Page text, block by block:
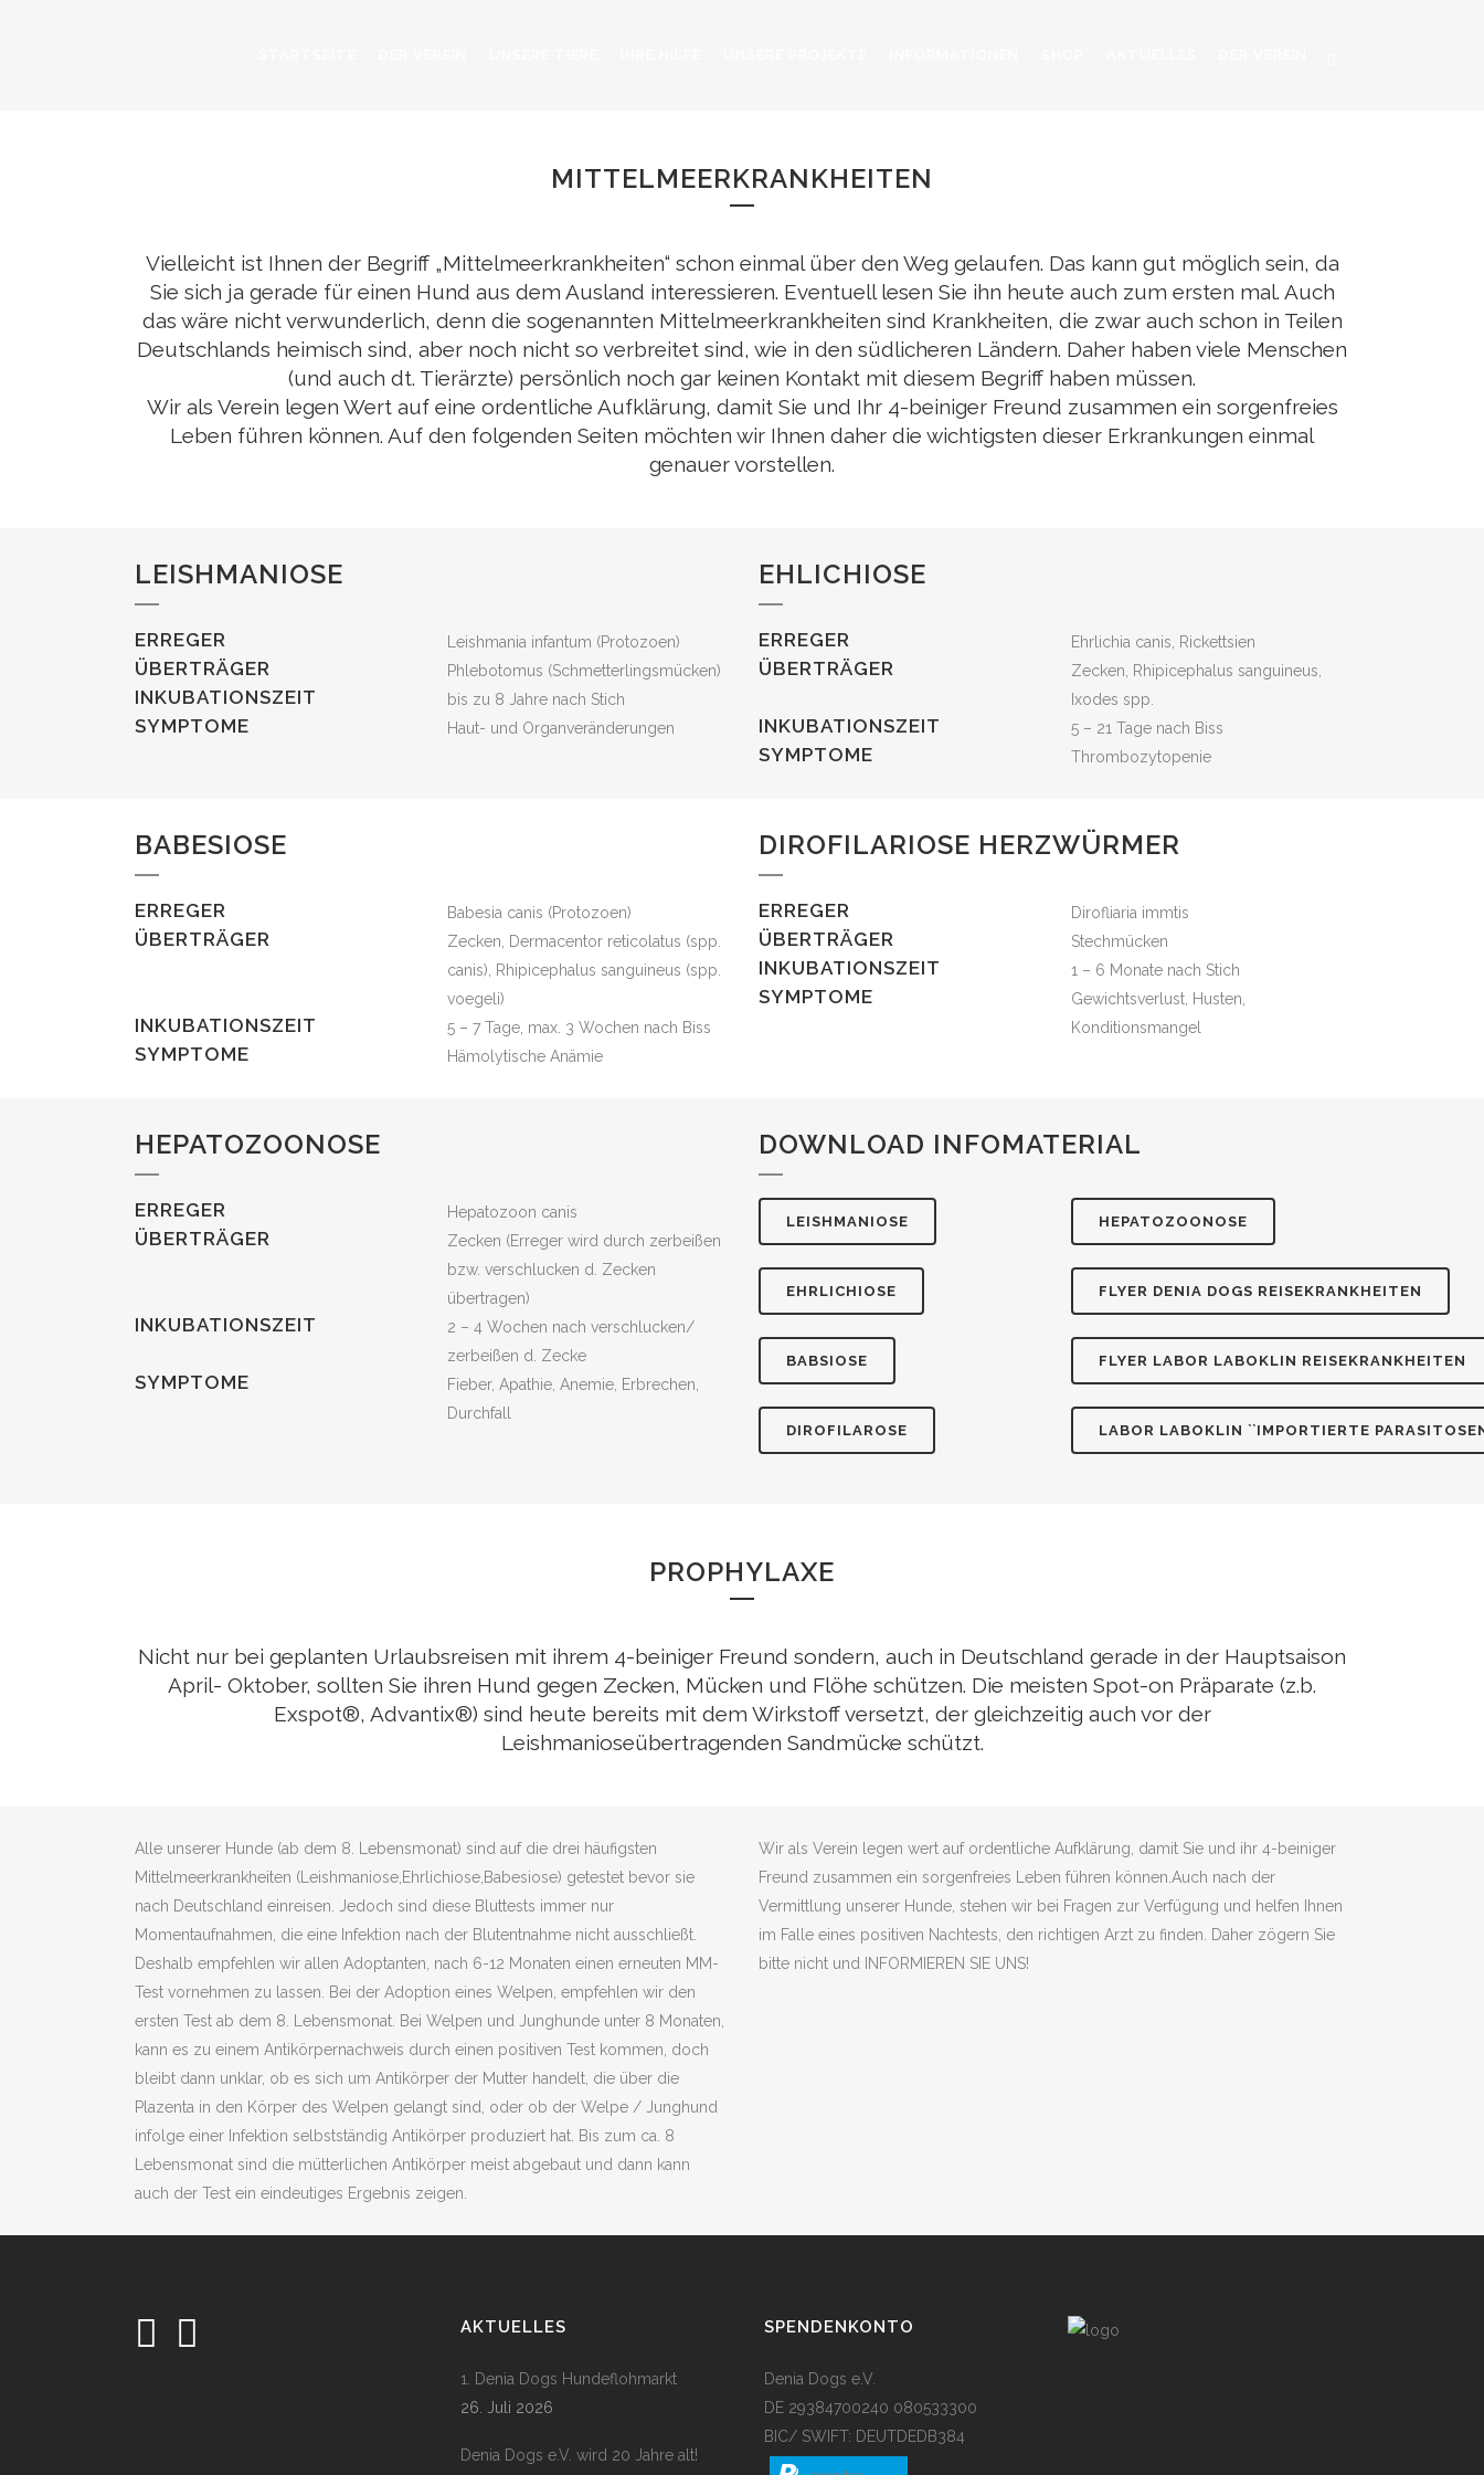
MITTELMEERKRANKHEITEN
Vielleicht ist Ihnen der Begriff „Mittelmeerkrankheiten“ schon einmal über den Weg gelaufen. Das kann gut möglich sein, da
Sie sich ja gerade für einen Hund aus dem Ausland interessieren. Eventuell lesen Sie ihn heute auch zum ersten mal. Auch
das wäre nicht verwunderlich, denn die sogenannten Mittelmeerkrankheiten sind Krankheiten, die zwar auch schon in Teilen
Deutschlands heimisch sind, aber noch nicht so verbreitet sind, wie in den südlicheren Ländern. Daher haben viele Menschen
(und auch dt. Tierärzte) persönlich noch gar keinen Kontakt mit diesem Begriff haben müssen.
Wir als Verein legen Wert auf eine ordentliche Aufklärung, damit Sie und Ihr 4-beiniger Freund zusammen ein sorgenfreies
Leben führen können. Auf den folgenden Seiten möchten wir Ihnen daher die wichtigsten dieser Erkrankungen einmal
genauer vorstellen.
LEISHMANIOSE
ERREGER Leishmania infantum (Protozoen)
ÜBERTRÄGER Phlebotomus (Schmetterlingsmücken)
INKUBATIONSZEIT bis zu 8 Jahre nach Stich
SYMPTOME Haut- und Organveränderungen
EHLICHIOSE
ERREGER Ehrlichia canis, Rickettsien
ÜBERTRÄGER
Zecken, Rhipicephalus sanguineus,
Ixodes spp.
INKUBATIONSZEIT 5 – 21 Tage nach Biss
SYMPTOME Thrombozytopenie
BABESIOSE
ERREGER Babesia canis (Protozoen)
ÜBERTRÄGER
Zecken, Dermacentor reticolatus (spp.
canis), Rhipicephalus sanguineus (spp.
voegeli)
INKUBATIONSZEIT 5 – 7 Tage, max. 3 Wochen nach Biss
SYMPTOME Hämolytische Anämie
DIROFILARIOSE HERZWÜRMER
ERREGER Dirofliaria immtis
ÜBERTRÄGER Stechmücken
INKUBATIONSZEIT 1 – 6 Monate nach Stich
SYMPTOME
Gewichtsverlust, Husten,
Konditionsmangel
HEPATOZOONOSE
ERREGER Hepatozoon canis
ÜBERTRÄGER
Zecken (Erreger wird durch zerbeißen
bzw. verschlucken d. Zecken
übertragen)
INKUBATIONSZEIT
2 – 4 Wochen nach verschlucken/
zerbeißen d. Zecke
SYMPTOME
Fieber, Apathie, Anemie, Erbrechen,
Durchfall
DOWNLOAD INFOMATERIAL
LEISHMANIOSE
EHRLICHIOSE
BABSIOSE
DIROFILAROSE
HEPATOZOONOSE
FLYER DENIA DOGS REISEKRANKHEITEN
FLYER LABOR LABOKLIN REISEKRANKHEITEN
LABOR LABOKLIN ``IMPORTIERTE
PROPHYLAXE
Nicht nur bei geplanten Urlaubsreisen mit ihrem 4-beiniger Freund sondern, auch in Deutschland gerade in der Hauptsaison
April- Oktober, sollten Sie ihren Hund gegen Zecken, Mücken und Flöhe schützen. Die meisten Spot-on Präparate (z.b.
Exspot®, Advantix®) sind heute bereits mit dem Wirkstoff versetzt, der gleichzeitig auch vor der
Leishmanioseübertragenden Sandmücke schützt.
Alle unserer Hunde (ab dem 8. Lebensmonat) sind auf die drei häufigsten
Mittelmeerkrankheiten (Leishmaniose,Ehrlichiose,Babesiose) getestet bevor sie
nach Deutschland einreisen. Jedoch sind diese Bluttests immer nur
Momentaufnahmen, die eine Infektion nach der Blutentnahme nicht ausschließt.
Deshalb empfehlen wir allen Adoptanten, nach 6-12 Monaten einen erneuten MM-
Test vornehmen zu lassen. Bei der Adoption eines Welpen, empfehlen wir den
ersten Test ab dem 8. Lebensmonat. Bei Welpen und Junghunde unter 8 Monaten,
kann es zu einem Antikörpernachweis durch einen positiven Test kommen, doch
bleibt dann unklar, ob es sich um Antikörper der Mutter handelt, die über die
Plazenta in den Körper des Welpen gelangt sind, oder ob der Welpe / Junghund
infolge einer Infektion selbstständig Antikörper produziert hat. Bis zum ca. 8
Lebensmonat sind die mütterlichen Antikörper meist abgebaut und dann kann
auch der Test ein eindeutiges Ergebnis zeigen.
Wir als Verein legen wert auf ordentliche Aufklärung, damit Sie und ihr 4-beiniger
Freund zusammen ein sorgenfreies Leben führen können.Auch nach der
Vermittlung unserer Hunde, stehen wir bei Fragen zur Verfügung und helfen Ihnen
im Falle eines positiven Nachtests, den richtigen Arzt zu finden. Daher zögern Sie
bitte nicht und INFORMIEREN SIE UNS!
AKTUELLES
1. Denia Dogs Hundeflohmarkt
26. Juli 2026
Denia Dogs e.V. wird 20 Jahre alt!
SPENDENKONTO
Denia Dogs e.V.
DE 29384700240 080533300
BIC/ SWIFT: DEUTDEDB384